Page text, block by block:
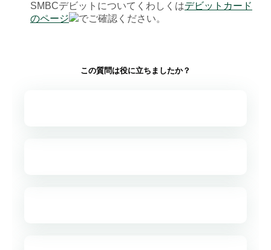
SMBCデビットについてくわしくはデビットカード
のページ
でご確認ください。
この質問は役に立ちましたか？